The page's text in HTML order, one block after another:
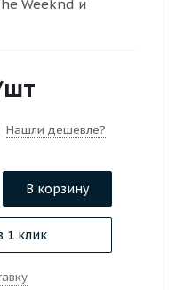
Weeknd и
Нашли дешевле?
В корзину
1 клик